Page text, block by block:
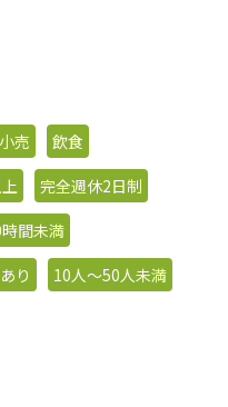
売
飲食
完全週休2日制
間未満
り
10人〜50人未満